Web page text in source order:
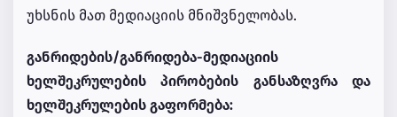
უხსნის მათ მედიაციის მნიშვნელობას.
განრიდების/განრიდება-მედიაციის
ხელშეკრულების პირობების განსაზღვრა და
ხელშეკრულების გაფორმება: